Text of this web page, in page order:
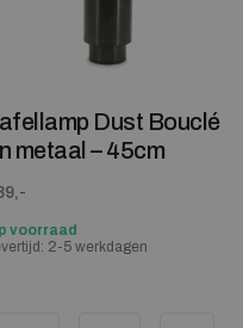
Dust Bouclé
metaal – 45cm
voorraad
2-5 werkdagen